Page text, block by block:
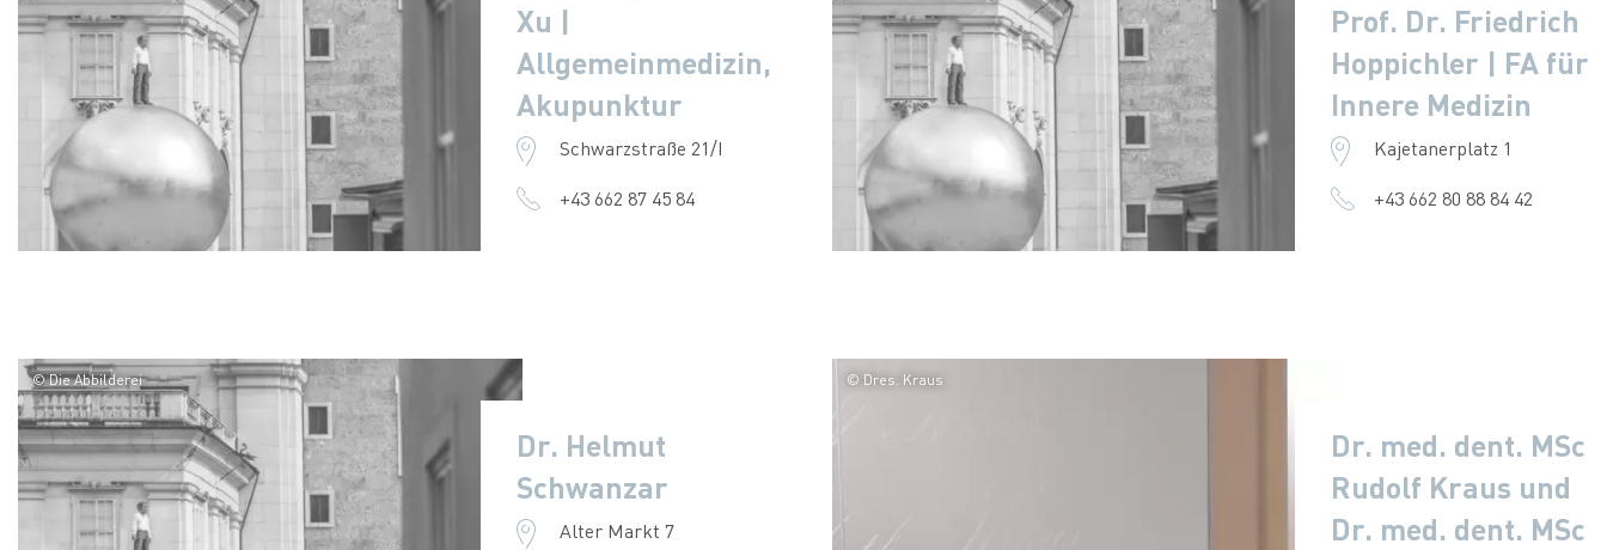
Xu |
Allgemeinmedizin,
Akupunktur
Schwarzstraße 21/I
+43 662 87 45 84
Prof. Dr. Friedrich
Hoppichler | FA für
Innere Medizin
Kajetanerplatz 1
+43 662 80 88 84 42
© Die Abbilderei
Dr. Helmut
Schwanzar
Alter Markt 7
© Dres. Kraus
Dr. med. dent. MSc
Rudolf Kraus und
Dr. med. dent. MSc